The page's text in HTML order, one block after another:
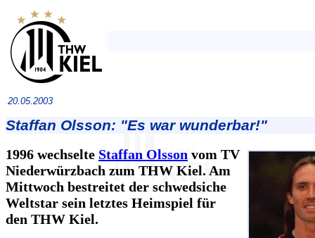
20.05.2003
Staffan Olsson: "Es war wunderbar!"
1996 wechselte Staffan Olsson vom TV
Niederwürzbach zum THW Kiel. Am
Mittwoch bestreitet der schwedsiche
Weltstar sein letztes Heimspiel für
den THW Kiel.